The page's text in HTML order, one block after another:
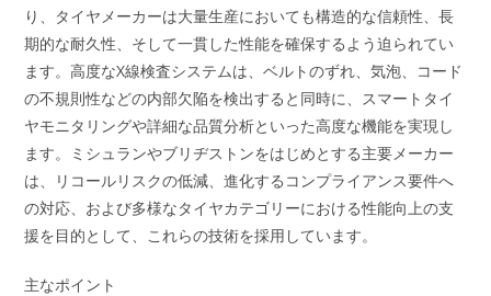
り、タイヤメーカーは大量生産においても構造的な信頼性、長
期的な耐久性、そして一貫した性能を確保するよう迫られてい
ます。高度なX線検査システムは、ベルトのずれ、気泡、コード
の不規則性などの内部欠陥を検出すると同時に、スマートタイ
ヤモニタリングや詳細な品質分析といった高度な機能を実現し
ます。ミシュランやブリヂストンをはじめとする主要メーカー
は、リコールリスクの低減、進化するコンプライアンス要件へ
の対応、および多様なタイヤカテゴリーにおける性能向上の支
援を目的として、これらの技術を採用しています。
主なポイント